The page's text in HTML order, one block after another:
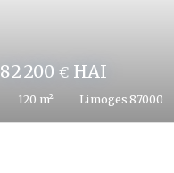
27 400 €HAI
43.4m² Limoges 87000